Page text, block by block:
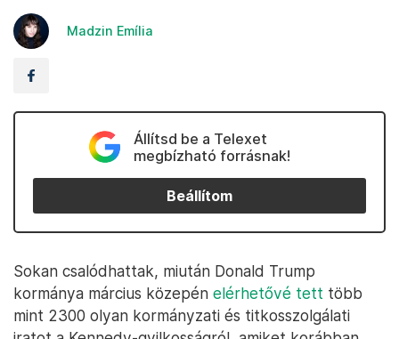
Madzin Emília
Állítsd be a Telexet
megbízható forrásnak!
Beállítom
Sokan csalódhattak, miután Donald Trump
kormánya március közepén elérhetővé tett több
mint 2300 olyan kormányzati és titkosszolgálati